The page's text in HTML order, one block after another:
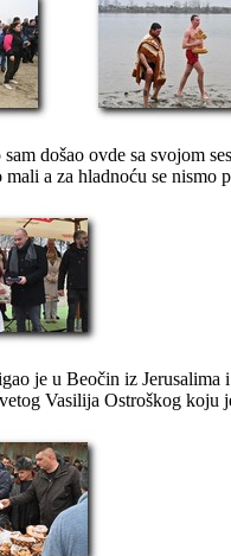
došao ovde sa svojom
a za hladnoću se nismo
je u Beočin iz
Vasilija Ostroškog